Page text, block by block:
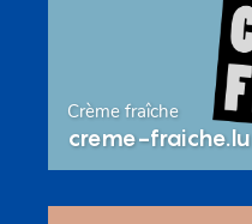
Crème fraîche
creme-fraiche.lu